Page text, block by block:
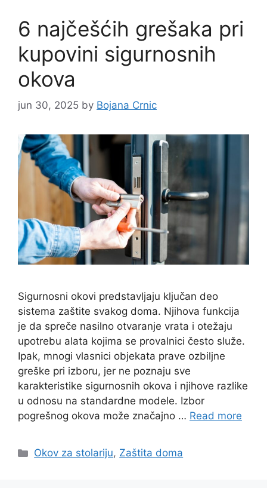
6 najčešćih grešaka pri
kupovini sigurnosnih
okova
jun 30, 2025 by Bojana Crnic
Sigurnosni okovi predstavljaju ključan deo
sistema zaštite svakog doma. Njihova funkcija
je da spreče nasilno otvaranje vrata i otežaju
upotrebu alata kojima se provalnici često služe.
Ipak, mnogi vlasnici objekata prave ozbiljne
greške pri izboru, jer ne poznaju sve
karakteristike sigurnosnih okova i njihove razlike
u odnosu na standardne modele. Izbor
pogrešnog okova može značajno … Read more
Categories
Okov za stolariju, Zaštita doma